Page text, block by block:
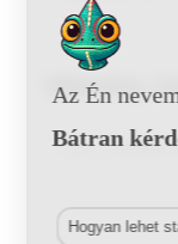
Vélemény,
Comment
Az Én
Bátran
Hogyan lehet